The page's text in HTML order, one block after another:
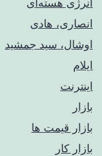
انرژی هسته‌ای
انصاری، هادی
اوشال، سید جمشید
ایلام
اینترنت
بازار
بازار قیمت ها
بازار کار